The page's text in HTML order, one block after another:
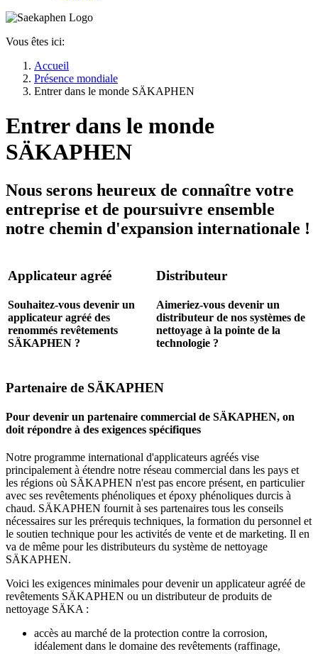
Vous êtes ici:
Accueil
Présence mondiale
Entrer dans le monde SÄKAPHEN
Entrer dans le monde
SÄKAPHEN
Nous serons heureux de connaître votre
entreprise et de poursuivre ensemble
notre chemin d'expansion internationale !
Applicateur agréé
Souhaitez-vous devenir un
applicateur agréé des
renommés revêtements
SÄKAPHEN ?
Distributeur
Aimeriez-vous devenir un
distributeur de nos systèmes de
nettoyage à la pointe de la
technologie ?
Partenaire de SÄKAPHEN
Pour devenir un partenaire commercial de SÄKAPHEN, on
doit répondre à des exigences spécifiques
Notre programme international d'applicateurs agréés vise
principalement à étendre notre réseau commercial dans les pays et
les régions où SÄKAPHEN n'est pas encore présent, en particulier
avec ses revêtements phénoliques et époxy phénoliques durcis à
chaud. SÄKAPHEN fournit à ses partenaires tous les conseils
nécessaires sur les prérequis techniques, la formation du personnel et
le soutien technique pour les activités de vente et de marketing. Il en
va de même pour les distributeurs du système de nettoyage
SÄKAPHEN.
Voici les exigences minimales pour devenir un applicateur agréé de
revêtements SÄKAPHEN ou un distributeur de produits de
nettoyage SÄKA :
accès au marché de la protection contre la corrosion,
idéalement dans le domaine des revêtements (raffinage,